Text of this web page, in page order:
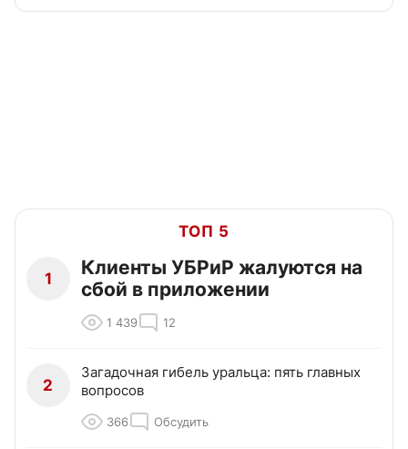
ТОП 5
1
Клиенты УБРиР жалуются на
сбой в приложении
1 439 12
2
Загадочная гибель уральца: пять главных
вопросов
366 Обсудить